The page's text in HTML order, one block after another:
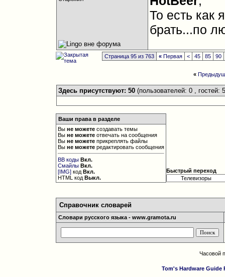
То есть как
брать...по
Страница 95 из 763 « Первая < 45 85 90
«
Здесь присутствуют: 50 (пользователей: 0 , гостей:
Ваши права в разделе
Выне можете создавать темы
Выне можете отвечать на сообщения
Выне можете прикреплять файлы
Выне можете редактировать сообщения
BB коды Вкл.
Смайлы Вкл.
[IMG] кодВкл.
HTML кодВыкл.
Быстрый переход
Справочник словарей
Словари русского языка - www.gramota.ru
Часовой
Tom's Hardware Guide